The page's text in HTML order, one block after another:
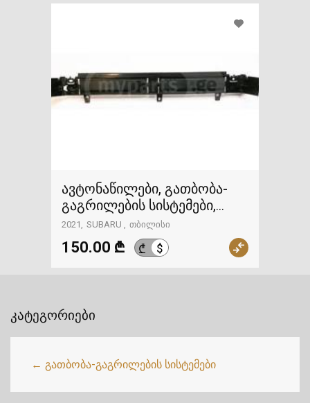
ავტონაწილები, გათბობა-
გაგრილების სისტემები,
გაგრილების ჟალუზი,
SUBARU
2021 SUBARU თბილისი
150.00 ₾ ₾ $
კატეგორიები
← გათბობა-გაგრილების სისტემები